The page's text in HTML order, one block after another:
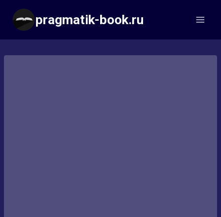
Перейти
содержимому
pragmatik-book.ru